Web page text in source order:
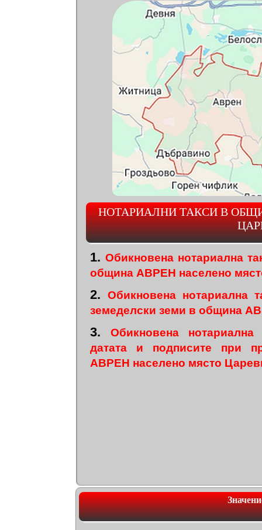
НОТАРИАЛНИ ТАКСИ В
1. Обикновена нотариална
община АВРЕН населено
2. Обикновена нотариална
земеделски земи в община
3. Обикновена
датата и подписите при
АВРЕН населено място